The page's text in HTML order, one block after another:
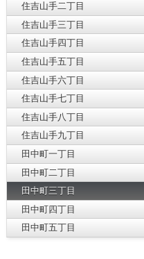
住吉山手二丁目
住吉山手三丁目
住吉山手四丁目
住吉山手五丁目
住吉山手六丁目
住吉山手七丁目
住吉山手八丁目
住吉山手九丁目
田中町一丁目
田中町二丁目
田中町三丁目
田中町四丁目
田中町五丁目